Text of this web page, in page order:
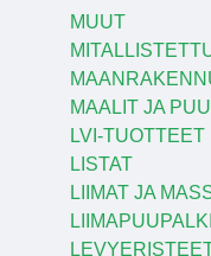
MUUT
MAALIT JA
LVI-TUOTTEET
LISTAT
LIIMAT JA